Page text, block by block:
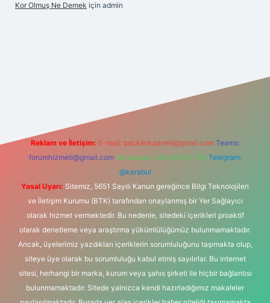
Kor Olmuş Ne Demek için admin
Reklam ve İletişim: E-mail: backlinkpaneli@gmail.com Teams:
forumhizmeti@gmail.com Whatsapp: 0262 606 0 726 Telegram:
@karabul
Yasal Uyarı: Sitemiz, 5651 Sayılı Kanun gereğince Bilgi Teknolojileri
ve İletişim Kurumu (BTK) tarafından onaylanmış bir Yer Sağlayıcı
olarak hizmet vermektedir. Bu nedenle, sitedeki içerikleri proaktif
olarak denetleme veya araştırma yükümlülüğümüz bulunmamaktadır.
Ancak, üyelerimiz yazdıkları içeriklerin sorumluluğunu taşımakta olup,
siteye üye olarak bu sorumluluğu kabul etmiş sayılırlar. Bu internet
sitesi, herhangi bir marka, kurum veya şahıs şirketi ile hiçbir bağlantısı
bulunmamaktadır. Sitede yalnızca kendi hazırladığımız makaleler